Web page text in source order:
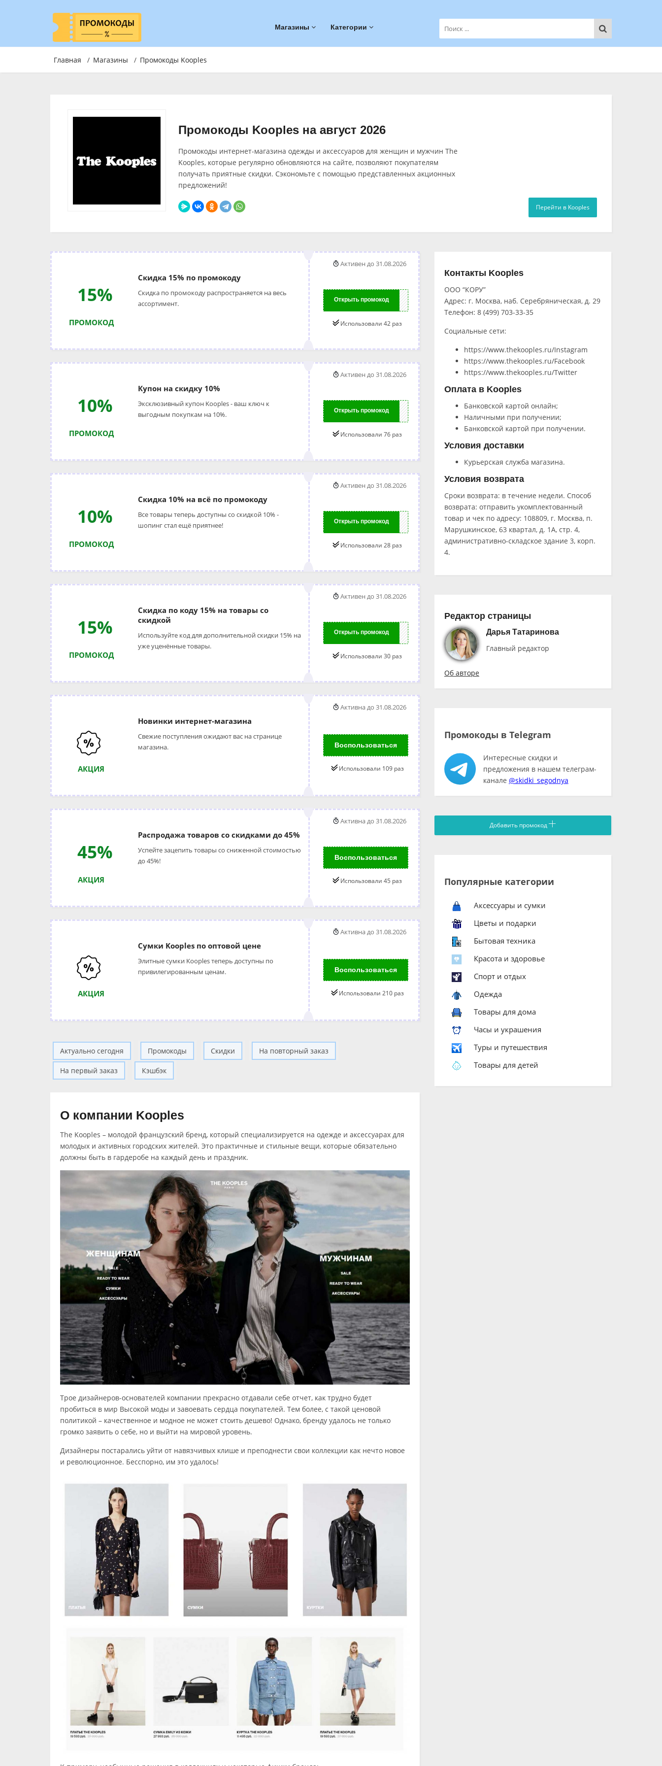
Магазины Категории
Главная / Магазины / Промокоды Kooples
Промокоды Kooples на август 2026
Промокоды интернет-магазина одежды и аксессуаров для женщин и мужчин The
Kooples, которые регулярно обновляются на сайте, позволяют покупателям
получать приятные скидки. Сэкономьте с помощью представленных акционных
предложений!
Перейти в Kooples
15%
ПРОМОКОД
Скидка 15% по промокоду
Скидка по промокоду распространяется на весь
ассортимент.
Активен до 31.08.2026
Открыть промокод
5OFF
Использовали 42 раз
10%
ПРОМОКОД
Купон на скидку 10%
Эксклюзивный купон Kooples - ваш ключ к
выгодным покупкам на 10%.
Активен до 31.08.2026
Открыть промокод
0OFF
Использовали 76 раз
10%
ПРОМОКОД
Скидка 10% на всё по промокоду
Все товары теперь доступны со скидкой 10% -
шопинг стал ещё приятнее!
Активен до 31.08.2026
Открыть промокод
OW10
Использовали 28 раз
15%
ПРОМОКОД
Скидка по коду 15% на товары со
скидкой
Используйте код для дополнительной скидки 15% на
уже уценённые товары.
Активен до 31.08.2026
Открыть промокод
OP15
Использовали 30 раз
АКЦИЯ
Новинки интернет-магазина
Свежие поступления ожидают вас на странице
магазина.
Активна до 31.08.2026
Воспользоваться
Использовали 109 раз
45%
АКЦИЯ
Распродажа товаров со скидками до 45%
Успейте зацепить товары со сниженной стоимостью
до 45%!
Активна до 31.08.2026
Воспользоваться
Использовали 45 раз
АКЦИЯ
Сумки Kooples по оптовой цене
Элитные сумки Kooples теперь доступны по
привилегированным ценам.
Активна до 31.08.2026
Воспользоваться
Использовали 210 раз
Актуально сегодня Промокоды Скидки На повторный заказ
На первый заказ Кэшбэк
О компании Kooples
The Kooples – молодой французский бренд, который специализируется на одежде и аксессуарах для
молодых и активных городских жителей. Это практичные и стильные вещи, которые обязательно
должны быть в гардеробе на каждый день и праздник.
Трое дизайнеров-основателей компании прекрасно отдавали себе отчет, как трудно будет
пробиться в мир Высокой моды и завоевать сердца покупателей. Тем более, с такой ценовой
политикой – качественное и модное не может стоить дешево! Однако, бренду удалось не только
громко заявить о себе, но и выйти на мировой уровень.
Дизайнеры постарались уйти от навязчивых клише и преподнести свои коллекции как нечто новое
и революционное. Бесспорно, им это удалось!
Контакты Kooples
ООО “КОРУ”
Адрес: г. Москва, наб. Серебряническая, д. 29
Телефон: 8 (499) 703-33-35
Социальные сети:
https://www.thekooples.ru/Instagram
https://www.thekooples.ru/Facebook
https://www.thekooples.ru/Twitter
Оплата в Kooples
Банковской картой онлайн;
Наличными при получении;
Банковской картой при получении.
Условия доставки
Курьерская служба магазина.
Условия возврата
Сроки возврата: в течение недели. Способ
возврата: отправить укомплектованный
товар и чек по адресу: 108809, г. Москва, п.
Марушкинское, 63 квартал, д. 1А, стр. 4,
административно-складское здание 3, корп.
4.
Редактор страницы
Дарья Татаринова
Главный редактор
Об авторе
Промокоды в Telegram
Интересные скидки и
предложения в нашем телеграм-
канале @skidki_segodnya
Добавить промокод
Популярные категории
Аксессуары и сумки
Цветы и подарки
Бытовая техника
Красота и здоровье
Спорт и отдых
Одежда
Товары для дома
Часы и украшения
Туры и путешествия
Товары для детей